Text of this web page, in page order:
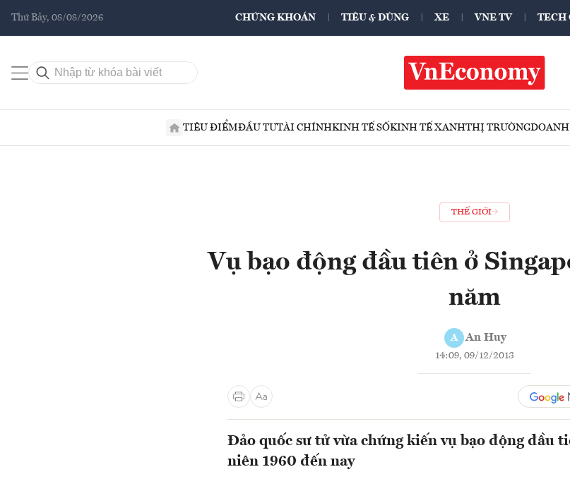
Thứ Bảy, 08/08/2026 CHỨNG KHOÁN TIÊU & DÙNG XE VNE TV TECH
TIÊU ĐIỂMĐẦU TƯTÀI CHÍNHKINH TẾ SỐKINH TẾ XANHTHỊ TRƯỜNG
THẾ GIỚI
Vụ bạo động đầu tiên ở
năm
A An Huy
14:09, 09/12/2013
Đảo quốc sư tử vừa chứng kiến vụ bạo động đầu
niên 1960 đến nay